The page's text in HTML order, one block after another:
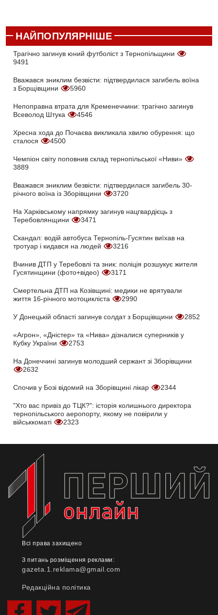
НАЙПОПУЛЯРНІШЕ
Трагічно загинув юний футболіст з Тернопільщини
9491
Вважався зниклим безвісти: підтвердилася загибель воїна
з Борщівщини
5960
Непоправна втрата для Кременеччини: трагічно загинув
Всеволод Штука
4546
Хресна хода до Почаєва викликала хвилю обурення: що
сталося
4500
Чемпіон світу поповнив склад тернопільської «Ниви»
3889
Вважався зниклим безвісти: підтвердилася загибель 30-
річного воїна із Зборівщини
3720
На Харківському напрямку загинув нацгвардієць з
Теребовлянщини
3471
Скандал: водій автобуса Тернопіль-Гусятин виїхав на
тротуар і кидався на людей
3216
Вчинив ДТП у Теребовлі та зник: поліція розшукує жителя
Гусятинщини (фото+відео)
3171
Смертельна ДТП на Козівщині: медики не врятували
життя 16-річного мотоцикліста
2990
У Донецькій області загинув солдат з Борщівщини 2852
«Агрон», «Дністер» та «Нива» дізналися суперників у
Кубку України
2753
На Донеччині загинув молодший сержант зі Зборівщини
2632
Спочив у Бозі відомий на Зборівщині лікар 2344
"Хто вас привіз до ТЦК?": історія колишнього директора
тернопільського аеропорту, якому не повірили у
військкоматі
2323
Всі права захищено
З питань розміщення реклами:
gazeta.1.reklama@gmail.com
Редакційна політика